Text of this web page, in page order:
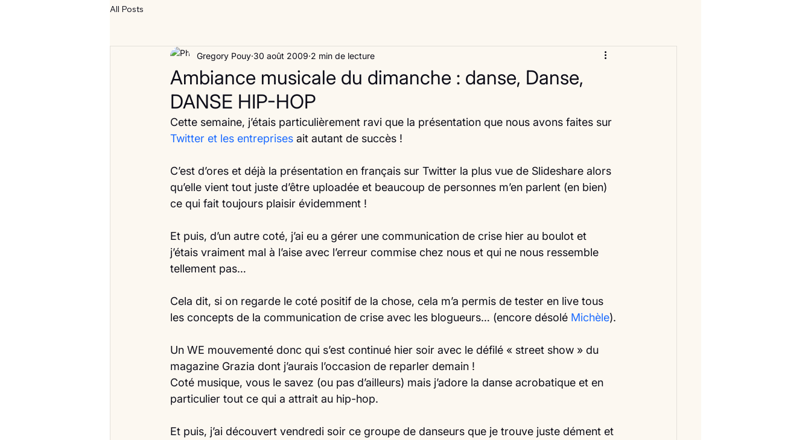
All Posts
Ambiance musicale du dimanche : danse, Danse,
DANSE HIP-HOP
Gregory Pouy 30 août 2009 2 min de lecture
Cette semaine, j’étais particulièrement ravi que la présentation que nous avons faites sur
Twitter et les entreprises ait autant de succès !
C’est d’ores et déjà la présentation en français sur Twitter la plus vue de Slideshare alors
qu’elle vient tout juste d’être uploadée et beaucoup de personnes m’en parlent (en bien)
ce qui fait toujours plaisir évidemment !
Et puis, d’un autre coté, j’ai eu a gérer une communication de crise hier au boulot et
j’étais vraiment mal à l’aise avec l’erreur commise chez nous et qui ne nous ressemble
tellement pas…
Cela dit, si on regarde le coté positif de la chose, cela m’a permis de tester en live tous
les concepts de la communication de crise avec les blogueurs… (encore désolé Michèle).
Un WE mouvementé donc qui s’est continué hier soir avec le défilé « street show » du
magazine Grazia dont j’aurais l’occasion de reparler demain !
Coté musique, vous le savez (ou pas d’ailleurs) mais j’adore la danse acrobatique et en
particulier tout ce qui a attrait au hip-hop.
Et puis, j’ai découvert vendredi soir ce groupe de danseurs que je trouve juste dément et